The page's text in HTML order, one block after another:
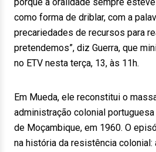
como forma de driblar, com a
precariedades de recursos para
pretendemos”, diz Guerra, que
no ETV nesta terça, 13, às 11h.
Em Mueda, ele reconstitui o
administração colonial
de Moçambique, em 1960. O
na história da resistência colonial: